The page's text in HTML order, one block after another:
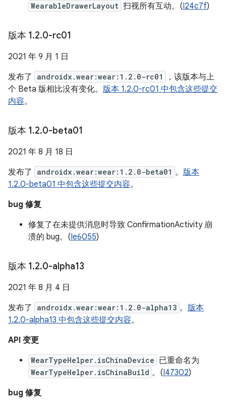
WearableDrawerLayout 扫视所有互动。(I24c7f)
版本 1.2.0-rc01
2021 年 9 月 1 日
发布了
androidx.wear:wear:1.2.0-rc01
，该版本与上
个 Beta 版相比没有变化。 版本 1.2.0-rc01 中包含这些提交
内容。
版本 1.2.0-beta01
2021 年 8 月 18 日
发布了
androidx.wear:wear:1.2.0-beta01 。 版本
1.2.0-beta01 中包含这些提交内容。
bug 修复
修复了在未提供消息时导致 ConfirmationActivity 崩
溃的 bug。(Ie6055)
版本 1.2.0-alpha13
2021 年 8 月 4 日
发布了
androidx.wear:wear:1.2.0-alpha13 。 版本
1.2.0-alpha13 中包含这些提交内容。
API 变更
WearTypeHelper.isChinaDevice 已重命名为
WearTypeHelper.isChinaBuild 。(I47302)
bug 修复